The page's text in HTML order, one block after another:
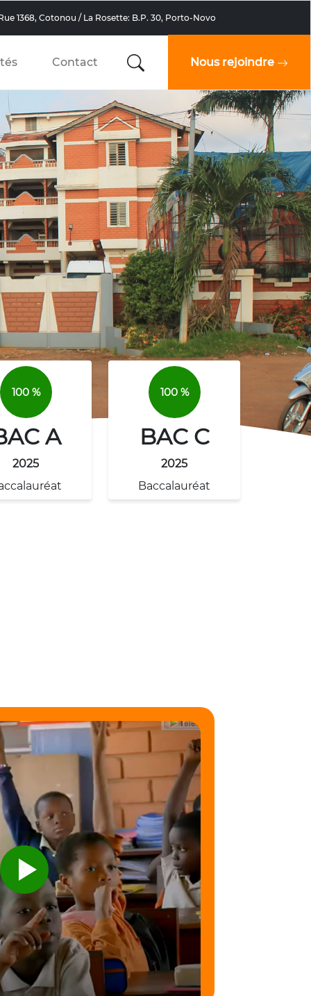
1368, Cotonou / La Rosette: B.P. 30, Porto-Novo
Contact Nous rejoindre
100 %
A
2025
100 %
BAC C
2025
Baccalauréat